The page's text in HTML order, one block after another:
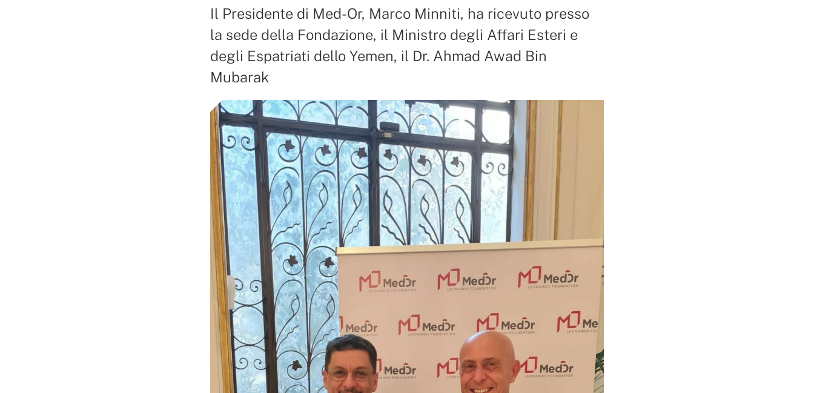
Il Presidente di Med-Or, Marco Minniti, ha ricevuto presso
la sede della Fondazione, il Ministro degli Affari Esteri e
degli Espatriati dello Yemen, il Dr. Ahmad Awad Bin
Mubarak